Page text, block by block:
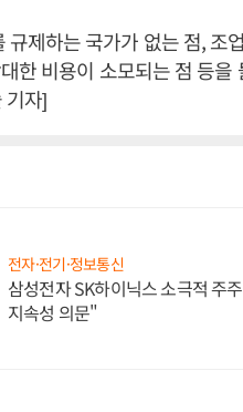
제하는 국가가 없는 점, 조
한 비용이 소모되는 점 등
기자]
전자·전기·정보통신
삼성전자 SK하이닉스 소극적 주
지속성 의문"